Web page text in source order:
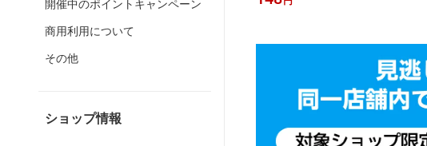
開催中のポイントキャンペーン
商用利用について
その他
ショップ情報
ット 犬 犬用 生地 マナーポーチ 材料
クッション性 ニット生地 バッグ シー